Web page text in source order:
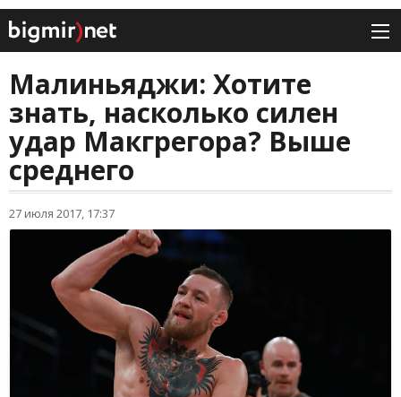
Малиньяджи: Хотите
знать, насколько силен
удар Макгрегора? Выше
среднего
27 июля 2017, 17:37